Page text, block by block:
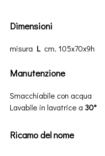
Dimensioni
misura Lcm. 105x70x9h
Manutenzione
Smacchiabile con acqua
Lavabile in lavatrice a 30°
Ricamo del nome